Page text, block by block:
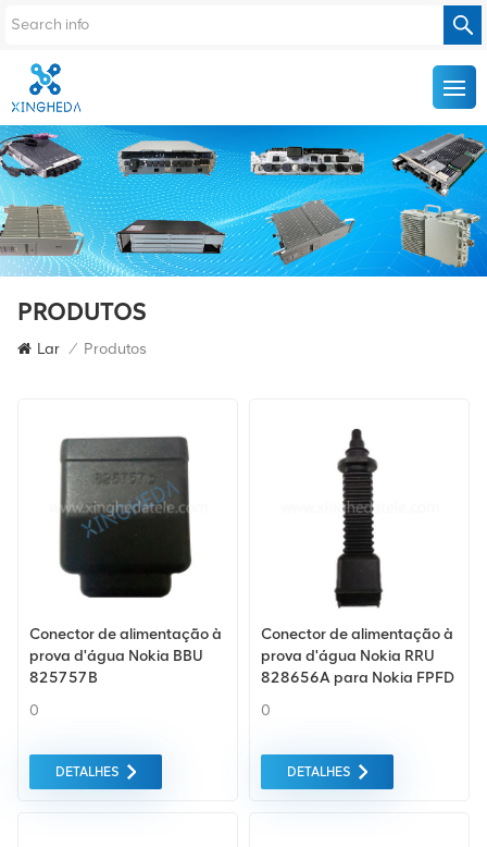
PRODUTOS
Lar / Produtos
Conector de alimentação à
prova d'água Nokia BBU
825757B
0
DETALHES
Conector de alimentação à
prova d'água Nokia RRU
828656A para Nokia FPFD
0
DETALHES